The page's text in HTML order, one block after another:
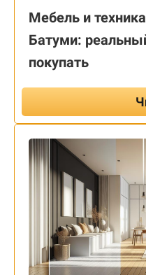
Мебель и
Батуми:
покупать